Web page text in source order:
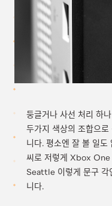
둥글거나 사선 처리 하
두가지 색상의 조합으
니다. 평소엔 잘 볼 일도
씨로 저렇게 Xbox
Seattle 이렇게 문구 각
니다.